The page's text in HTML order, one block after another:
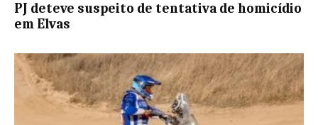
PJ deteve suspeito de tentativa de homicídio
em Elvas